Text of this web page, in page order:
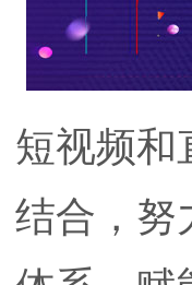
短视频和
结合，努